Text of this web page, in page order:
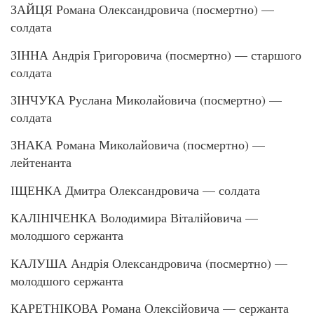
ЗАЙЦЯ Романа Олександровича (посмертно) —
солдата
ЗІННА Андрія Григоровича (посмертно) — старшого
солдата
ЗІНЧУКА Руслана Миколайовича (посмертно) —
солдата
ЗНАКА Романа Миколайовича (посмертно) —
лейтенанта
ІЩЕНКА Дмитра Олександровича — солдата
КАЛІНІЧЕНКА Володимира Віталійовича —
молодшого сержанта
КАЛУША Андрія Олександровича (посмертно) —
молодшого сержанта
КАРЕТНІКОВА Романа Олексійовича — сержанта